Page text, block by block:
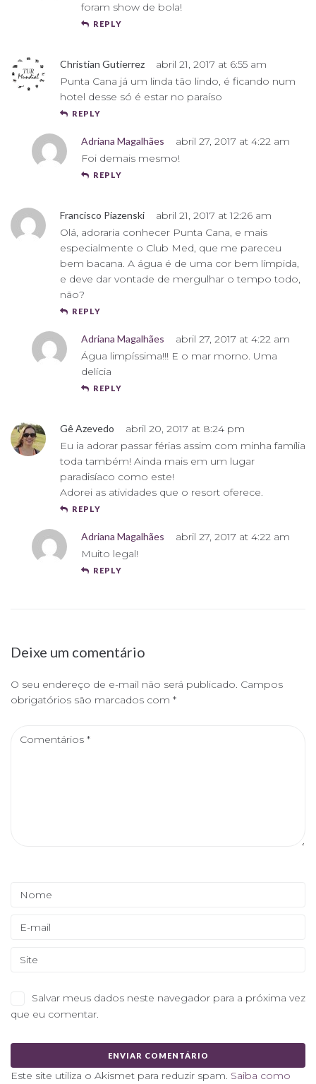
foram show de bola!
REPLY
Christian Gutierrez
abril 21, 2017 at 6:55 am
Punta Cana já um linda tão lindo, é ficando num
hotel desse só é estar no paraíso
REPLY
Adriana Magalhães
abril 27, 2017 at 4:22 am
Foi demais mesmo!
REPLY
Francisco Piazenski
abril 21, 2017 at 12:26 am
Olá, adoraria conhecer Punta Cana, e mais
especialmente o Club Med, que me pareceu
bem bacana. A água é de uma cor bem límpida,
e deve dar vontade de mergulhar o tempo todo,
não?
REPLY
Adriana Magalhães
abril 27, 2017 at 4:22 am
Água limpíssima!!! E o mar morno. Uma
delícia
REPLY
Gê Azevedo
abril 20, 2017 at 8:24 pm
Eu ia adorar passar férias assim com minha família
toda também! Ainda mais em um lugar
paradisíaco como este!
Adorei as atividades que o resort oferece.
REPLY
Adriana Magalhães
abril 27, 2017 at 4:22 am
Muito legal!
REPLY
Deixe um comentário
O seu endereço de e-mail não será publicado. Campos
obrigatórios são marcados com *
Salvar meus dados neste navegador para a próxima vez
que eu comentar.
Este site utiliza o Akismet para reduzir spam. Saiba como